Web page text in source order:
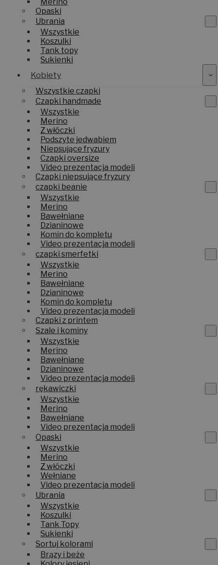
Opaski
Ubrania
Wszystkie
Koszulki
Tank topy
Sukienki
Kobiety
Wszystkie czapki
Czapki handmade
Wszystkie
Merino
Z włóczki
Podszyte jedwabiem
Niepsujące fryzury
Czapki oversize
Video prezentacja modeli
Czapki niepsujące fryzury
czapki beanie
Wszystkie
Merino
Bawełniane
Dzianinowe
Komin do kompletu
Video prezentacja modeli
czapki smerfetki
Wszystkie
Merino
Bawełniane
Dzianinowe
Komin do kompletu
Video prezentacja modeli
Czapki z printem
Szale i kominy
Wszystkie
Merino
Bawełniane
Dzianinowe
Video prezentacja modeli
rękawiczki
Wszystkie
Merino
Bawełniane
Video prezentacja modeli
Opaski
Wszystkie
Merino
Z włóczki
Wełniane
Video prezentacja modeli
Ubrania
Wszystkie
Koszulki
Tank Topy
Sukienki
Sortuj kolorami
Brązy i beże